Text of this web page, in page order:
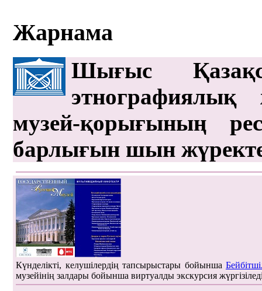
Жарнама
Шығыс
этнографиялық
музей-қорығының
барлығын шын
Күнделікті, келушілердің тапсырыстары бойынша
музейінің залдары бойынша виртуалды экскурсия